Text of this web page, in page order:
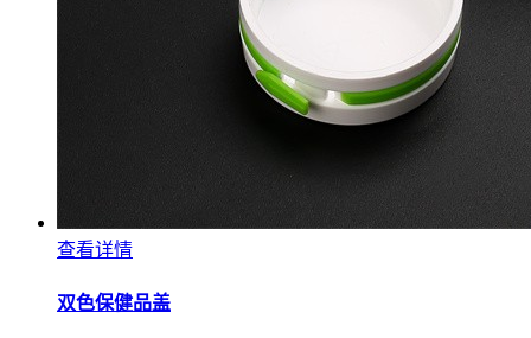
查看详情
双色保健品盖